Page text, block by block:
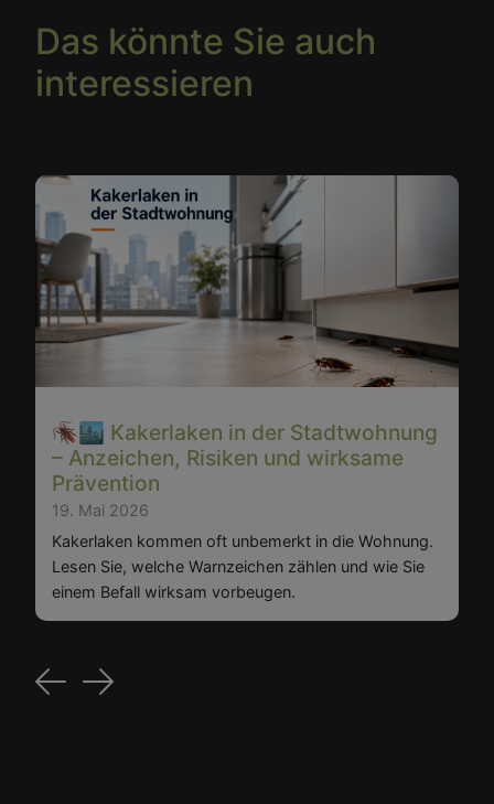
Das könnte Sie auch
interessieren
🪳🏙️ Kakerlaken in der Stadtwohnung
– Anzeichen, Risiken und wirksame
Prävention
19. Mai 2026
Kakerlaken kommen oft unbemerkt in die Wohnung.
Lesen Sie, welche Warnzeichen zählen und wie Sie
einem Befall wirksam vorbeugen.
Previous
Next